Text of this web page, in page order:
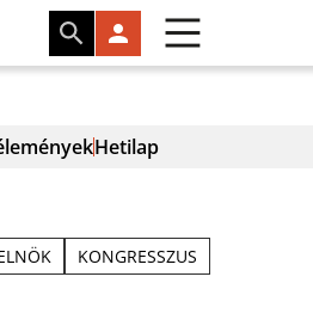
Hetilap
KONGRESSZUS